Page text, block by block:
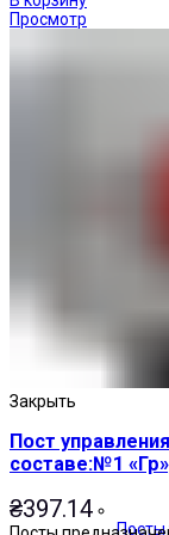
Посты
Просмотр
Закрыть
Пост
составе:№1
₴397.14